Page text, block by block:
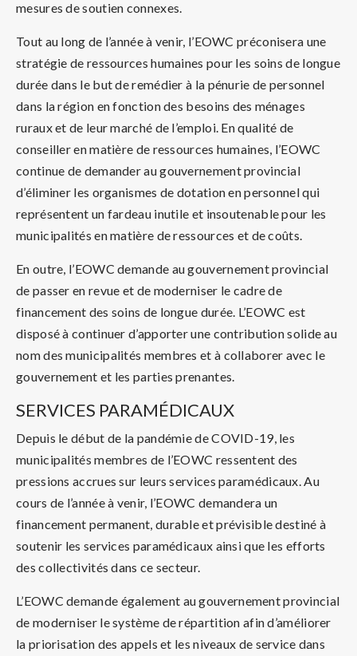
mesures de soutien connexes.
Tout au long de l’année à venir, l’EOWC préconisera une
stratégie de ressources humaines pour les soins de longue
durée dans le but de remédier à la pénurie de personnel
dans la région en fonction des besoins des ménages
ruraux et de leur marché de l’emploi. En qualité de
conseiller en matière de ressources humaines, l’EOWC
continue de demander au gouvernement provincial
d’éliminer les organismes de dotation en personnel qui
représentent un fardeau inutile et insoutenable pour les
municipalités en matière de ressources et de coûts.
En outre, l’EOWC demande au gouvernement provincial
de passer en revue et de moderniser le cadre de
financement des soins de longue durée. L’EOWC est
disposé à continuer d’apporter une contribution solide au
nom des municipalités membres et à collaborer avec le
gouvernement et les parties prenantes.
SERVICES PARAMÉDICAUX
Depuis le début de la pandémie de COVID-19, les
municipalités membres de l’EOWC ressentent des
pressions accrues sur leurs services paramédicaux. Au
cours de l’année à venir, l’EOWC demandera un
financement permanent, durable et prévisible destiné à
soutenir les services paramédicaux ainsi que les efforts
des collectivités dans ce secteur.
L’EOWC demande également au gouvernement provincial
de moderniser le système de répartition afin d’améliorer
la priorisation des appels et les niveaux de service dans